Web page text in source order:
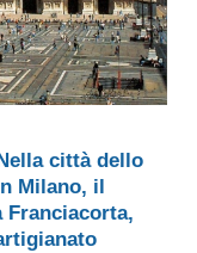
città dello
Milano, il
Franciacorta,